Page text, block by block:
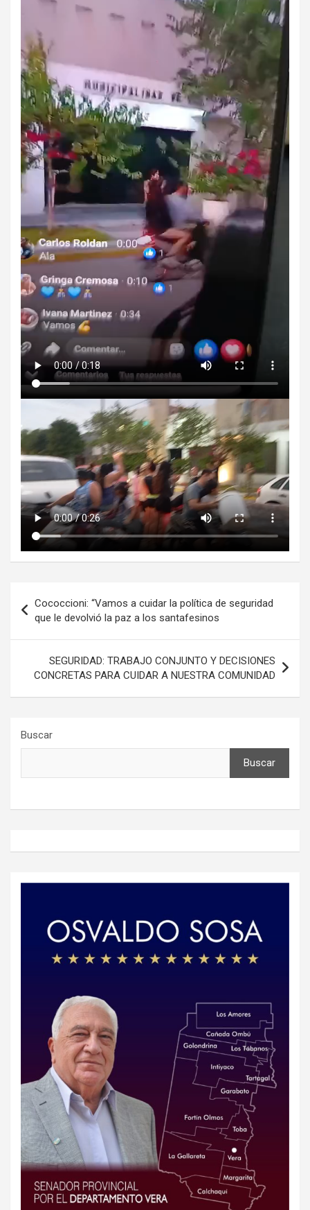
de
entradas
Cococcioni: “Vamos a cuidar la política de seguridad
que le devolvió la paz a los santafesinos
SEGURIDAD: TRABAJO CONJUNTO Y DECISIONES
CONCRETAS PARA CUIDAR A NUESTRA COMUNIDAD
Buscar
Buscar